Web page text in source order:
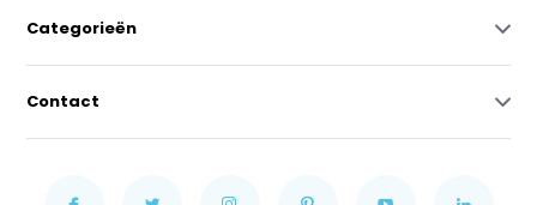
Categorieën
Contact